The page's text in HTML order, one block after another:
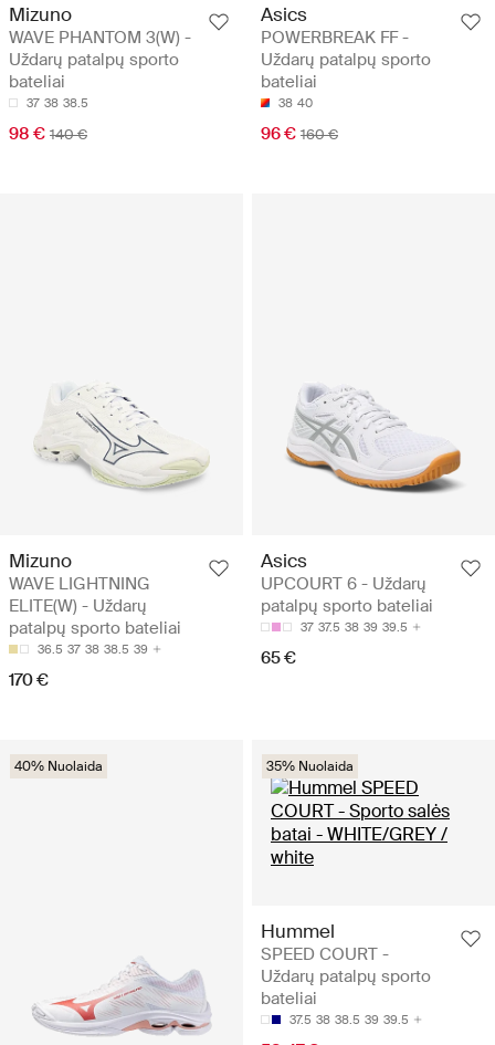
Mizuno
WAVE PHANTOM 3(W) -
Uždarų patalpų sporto
bateliai
37 38 38.5
98 € 140 €
Asics
POWERBREAK FF -
Uždarų patalpų sporto
bateliai
38 40
96 € 160 €
Mizuno
WAVE LIGHTNING
ELITE(W) - Uždarų
patalpų sporto bateliai
36.5 37 38 38.5 39
170 €
Asics
UPCOURT 6 - Uždarų
patalpų sporto bateliai
37 37.5 38 39 39.5
65 €
40% Nuolaida 35% Nuolaida
Hummel
SPEED COURT -
Uždarų patalpų sporto
bateliai
37.5 38 38.5 39 39.5